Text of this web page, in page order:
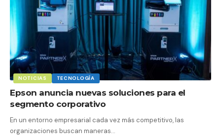
NOTICIAS TECNOLOGÍA
Epson anuncia nuevas soluciones para el
segmento corporativo
En un entorno empresarial cada vez más competitivo, las
organizaciones buscan maneras…